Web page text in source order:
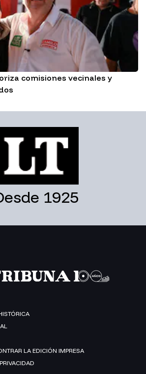
comisiones vecinales y
1925
LA EDICIÓN IMPRESA